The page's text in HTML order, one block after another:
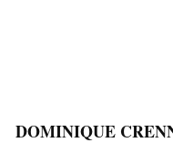
DOMINIQUE